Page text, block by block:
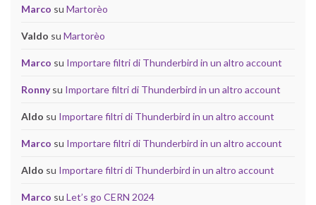
Marco su Martorèo
Valdo su Martorèo
Marco su Importare filtri di Thunderbird in un altro account
Ronnysu Importare filtri di Thunderbird in un altro account
Aldo su Importare filtri di Thunderbird in un altro account
Marco su Importare filtri di Thunderbird in un altro account
Aldo su Importare filtri di Thunderbird in un altro account
Marco su Let’s go CERN 2024